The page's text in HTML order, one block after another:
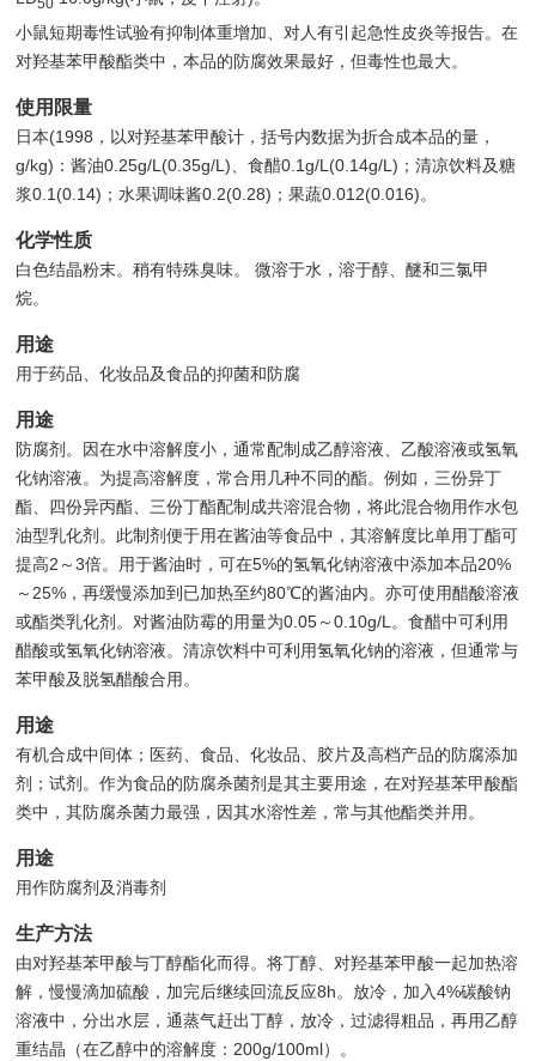
50
小鼠短期毒性试验有抑制体重增加、对人有引起急性皮炎等报告。在
对羟基苯甲酸酯类中，本品的防腐效果最好，但毒性也最大。
使用限量
日本(1998，以对羟基苯甲酸计，括号内数据为折合成本品的量，
g/kg)：酱油0.25g/L(0.35g/L)、食醋0.1g/L(0.14g/L)；清凉饮料及糖
浆0.1(0.14)；水果调味酱0.2(0.28)；果蔬0.012(0.016)。
化学性质
白色结晶粉末。稍有特殊臭味。 微溶于水，溶于醇、醚和三氯甲
烷。
用途
用于药品、化妆品及食品的抑菌和防腐
用途
防腐剂。因在水中溶解度小，通常配制成乙醇溶液、乙酸溶液或氢氧
化钠溶液。为提高溶解度，常合用几种不同的酯。例如，三份异丁
酯、四份异丙酯、三份丁酯配制成共溶混合物，将此混合物用作水包
油型乳化剂。此制剂便于用在酱油等食品中，其溶解度比单用丁酯可
提高2～3倍。用于酱油时，可在5%的氢氧化钠溶液中添加本品20%
～25%，再缓慢添加到已加热至约80℃的酱油内。亦可使用醋酸溶液
或酯类乳化剂。对酱油防霉的用量为0.05～0.10g/L。食醋中可利用
醋酸或氢氧化钠溶液。清凉饮料中可利用氢氧化钠的溶液，但通常与
苯甲酸及脱氢醋酸合用。
用途
有机合成中间体；医药、食品、化妆品、胶片及高档产品的防腐添加
剂；试剂。作为食品的防腐杀菌剂是其主要用途，在对羟基苯甲酸酯
类中，其防腐杀菌力最强，因其水溶性差，常与其他酯类并用。
用途
用作防腐剂及消毒剂
生产方法
由对羟基苯甲酸与丁醇酯化而得。将丁醇、对羟基苯甲酸一起加热溶
解，慢慢滴加硫酸，加完后继续回流反应8h。放冷，加入4%碳酸钠
溶液中，分出水层，通蒸气赶出丁醇，放冷，过滤得粗品，再用乙醇
重结晶（在乙醇中的溶解度：200g/100ml）。